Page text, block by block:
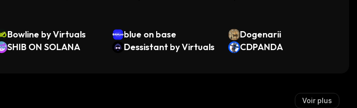
Bowline by Virtuals blue on base
Dogenarii
SHIB ON SOLANA Dessistant by Virtuals CDPANDA
Voir plus